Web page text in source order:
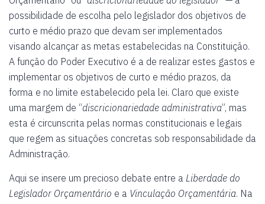
possibilidade de escolha pelo legislador dos objetivos de
curto e médio prazo que devam ser implementados
visando alcançar as metas estabelecidas na Constituição.
A função do Poder Executivo é a de realizar estes gastos e
implementar os objetivos de curto e médio prazos, da
forma e no limite estabelecido pela lei. Claro que existe
uma margem de “discricionariedade administrativa”, mas
esta é circunscrita pelas normas constitucionais e legais
que regem as situações concretas sob responsabilidade da
Administração.
Aqui se insere um precioso debate entre a Liberdade do
Legislador Orçamentário e a Vinculação Orçamentária. Na